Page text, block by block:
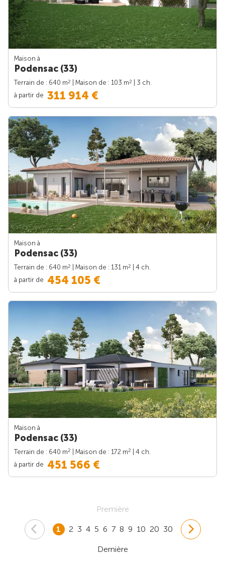
Maison à
Podensac (33)
Terrain de : 640 m2 | Maison de : 103 m2
| 3 ch.
à partir de 311 914 €
Maison à
Podensac (33)
Terrain de : 640 m2 | Maison de : 131 m2
| 4 ch.
à partir de 454 105 €
Maison à
Podensac (33)
Terrain de : 640 m2 | Maison de : 172 m2
| 4 ch.
à partir de 451 566 €
Première
1 2 3 4 5 6 7 8 9 10 20 30
Dernière